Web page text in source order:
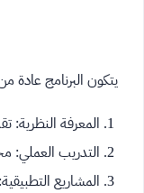
يتكون البرنامج عادة
المعرفة النظرية:
التدريب العملي:
المشاريع